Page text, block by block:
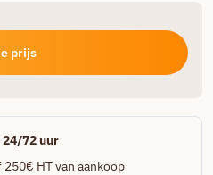
prijs
72 uur
250€ HT van aankoop